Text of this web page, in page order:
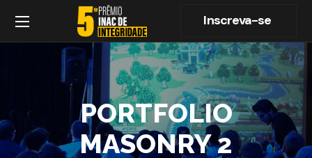
Inscreva-se
PORTFOLIO
MASONRY 2